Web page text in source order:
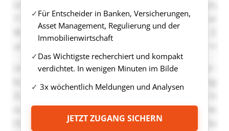
Für Entscheider in Banken, Versicherungen,
Asset Management, Regulierung und der
Immobilienwirtschaft
Das Wichtigste recherchiert und kompakt
verdichtet. In wenigen Minuten im Bilde
3x wöchentlich Meldungen und Analysen
JETZT ZUGANG SICHERN